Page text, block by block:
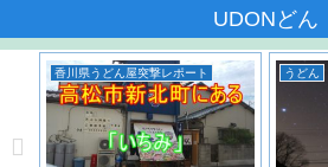
UDONどん
香川県うどん屋突撃レポート うどん